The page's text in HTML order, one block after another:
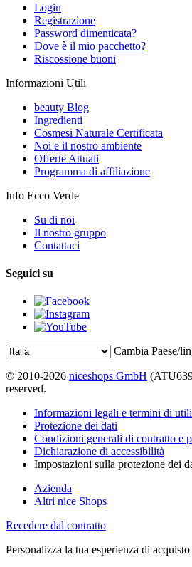
Login
Registrazione
Password dimenticata?
Dove è il mio pacchetto?
Riscossione buoni
Informazioni Utili
beauty Blog
Ingredienti
Cosmesi Naturale Certificata
Noi e il nostro ambiente
Offerte Attuali
Programma di affiliazione
Info Ecco Verde
Su di noi
Il nostro gruppo
Contattaci
Seguici su
Cambia Paese/
© 2010-2026 niceshops GmbH
reserved.
Informazioni legali e termini di
Protezione dei dati
Condizioni generali di contratto e
Dichiarazione di accessibilità
Impostazioni sulla protezione dei
Azienda
Altri nice Shops
Recedere dal contratto
Personalizza la tua esperienza di acquisto